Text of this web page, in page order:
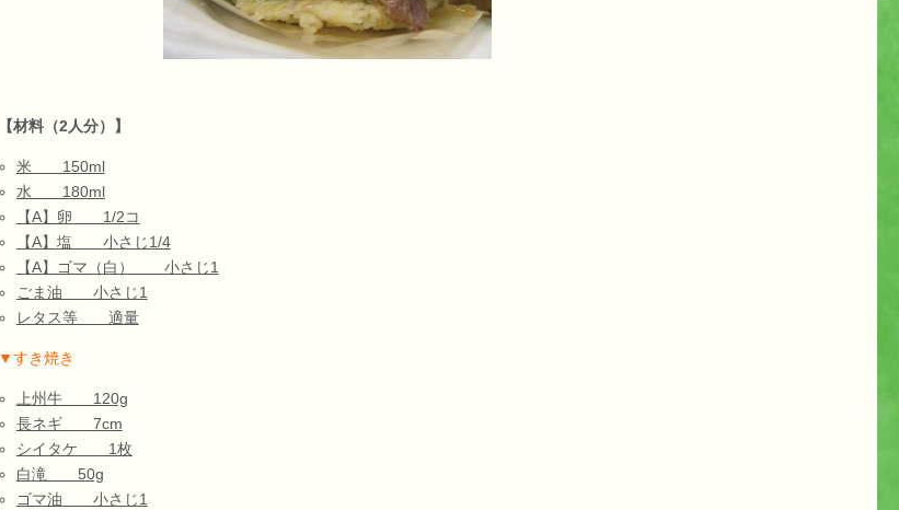
【材料（2人分）】
米 150ml
水 180ml
【A】卵 1/2コ
【A】塩 小さじ1/4
【A】ゴマ（白） 小さじ1
ごま油 小さじ1
レタス等 適量
▼すき焼き
上州牛 120g
長ネギ 7cm
シイタケ 1枚
白滝 50g
ゴマ油 小さじ1